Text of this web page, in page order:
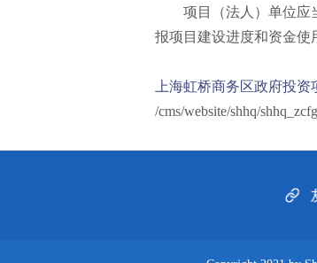
项目（法人）单位应
报项目建设进度和资金使
上海虹桥商务区政府投
/cms/website/shhq/